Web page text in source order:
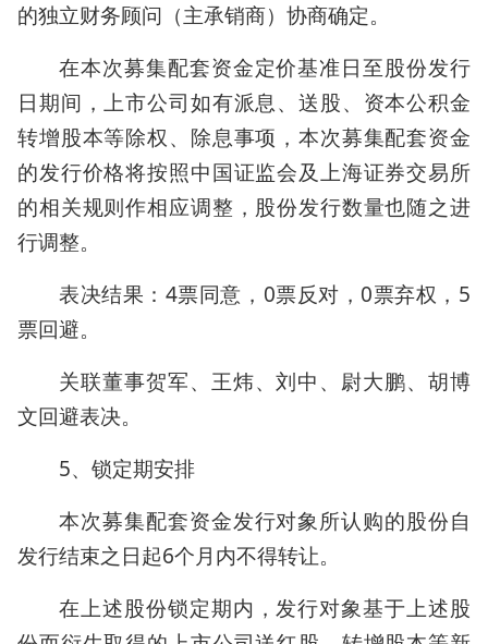
的独立财务顾问（主承销商）协商确定。
在本次募集配套资金定价基准日至股份发行
日期间，上市公司如有派息、送股、资本公积金
转增股本等除权、除息事项，本次募集配套资金
的发行价格将按照中国证监会及上海证券交易所
的相关规则作相应调整，股份发行数量也随之进
行调整。
表决结果：4票同意，0票反对，0票弃权，5
票回避。
关联董事贺军、王炜、刘中、尉大鹏、胡博
文回避表决。
5、锁定期安排
本次募集配套资金发行对象所认购的股份自
发行结束之日起6个月内不得转让。
在上述股份锁定期内，发行对象基于上述股